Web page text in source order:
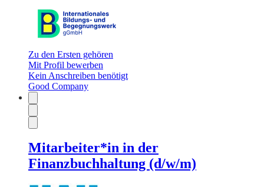
Zu den Ersten gehören
Mit Profil bewerben
Kein Anschreiben benötigt
Good Company
Mitarbeiter*in in der
Finanzbuchhaltung (d/w/m)